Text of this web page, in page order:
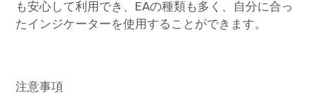
も安心して利用でき、EAの種類も多く、自分に合っ
たインジケーターを使用することができます。
注意事項